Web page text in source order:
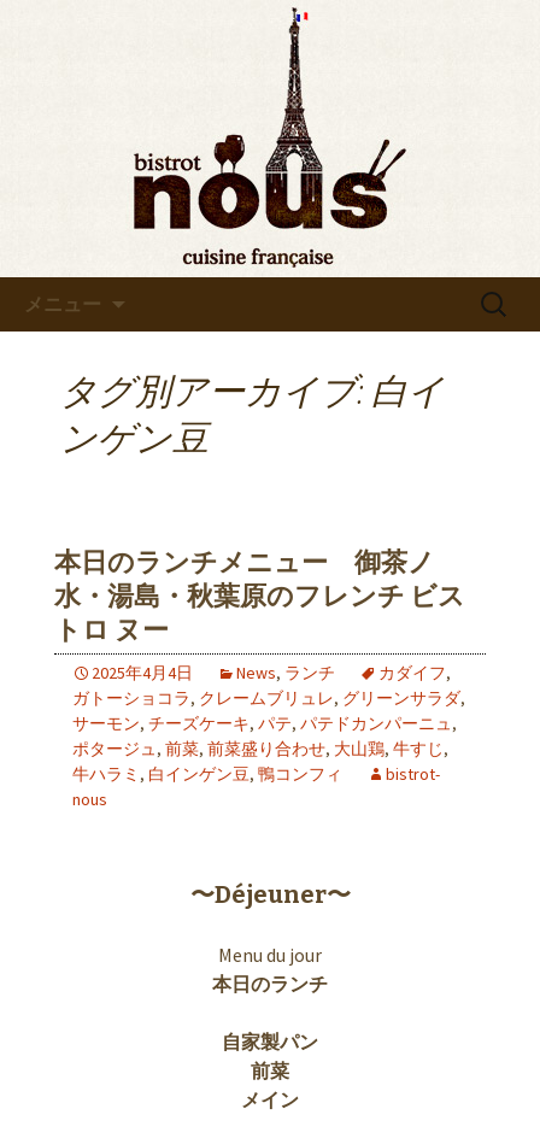
◆東京・秋葉原◆ビストロヌ
ー“bistrot nous”よりお知らせ
東京・秋葉原のビストロヌー“bistrot
nous”の最新情報をお知らせします。フ
レンチが美味しい当店の新メニューや
おすすめワインの入荷情報、メディア
情報などさまざまなお知らせをします
ので、ぜひご覧ください。
メニュー
検
タグ別アーカイブ: 白イ
ンゲン豆
本日のランチメニュー 御茶ノ
水・湯島・秋葉原のフレンチ ビス
トロ ヌー
2025年4月4日 News, ランチ カダイフ,
ガトーショコラ, クレームブリュレ, グリーンサラダ,
サーモン, チーズケーキ, パテ, パテドカンパーニュ,
ポタージュ, 前菜, 前菜盛り合わせ, 大山鶏, 牛すじ,
牛ハラミ , 白インゲン豆, 鴨コンフィ
bistrot-
nous
〜Déjeuner〜
Menu du jour
本日のランチ
自家製パン
前菜
メイン